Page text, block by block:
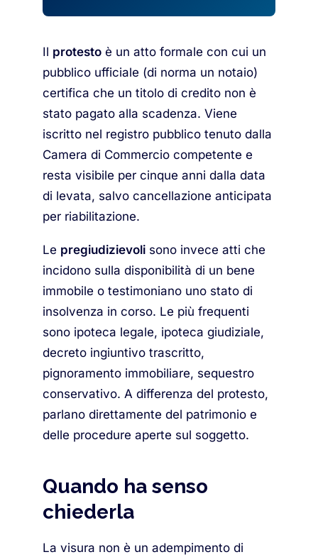
Il protesto è un atto formale con cui un
pubblico ufficiale (di norma un notaio)
certifica che un titolo di credito non è
stato pagato alla scadenza. Viene
iscritto nel registro pubblico tenuto dalla
Camera di Commercio competente e
resta visibile per cinque anni dalla data
di levata, salvo cancellazione anticipata
per riabilitazione.
Le pregiudizievoli sono invece atti che
incidono sulla disponibilità di un bene
immobile o testimoniano uno stato di
insolvenza in corso. Le più frequenti
sono ipoteca legale, ipoteca giudiziale,
decreto ingiuntivo trascritto,
pignoramento immobiliare, sequestro
conservativo. A differenza del protesto,
parlano direttamente del patrimonio e
delle procedure aperte sul soggetto.
Quando ha senso
chiederla
La visura non è un adempimento di